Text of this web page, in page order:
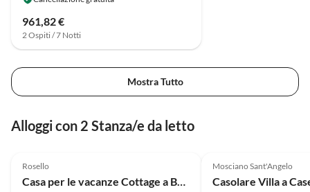
961,82 €
2 Ospiti / 7 Notti
Mostra Tutto
Alloggi con 2 Stanza/e da letto
Rosello
Casa per le vacanze Cottage a Bomba vicino al Lago Bomba
Mosciano Sant'Angelo